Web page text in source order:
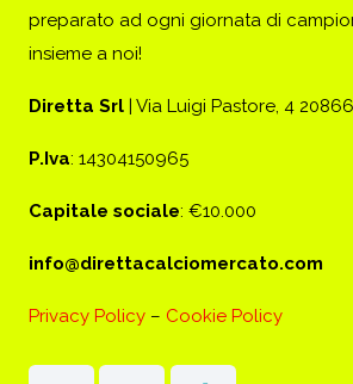
preparato ad ogni giornata di
insieme a noi!
Diretta Srl | Via Luigi Pastore, 4
P.Iva: 14304150965
Capitale sociale: €10.000
info@direttacalciomercato.com
Privacy Policy – Cookie Policy